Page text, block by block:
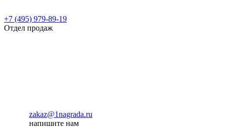
+7 (495) 979-89-19
Отдел продаж
zakaz@1nagrada.ru
напишите нам